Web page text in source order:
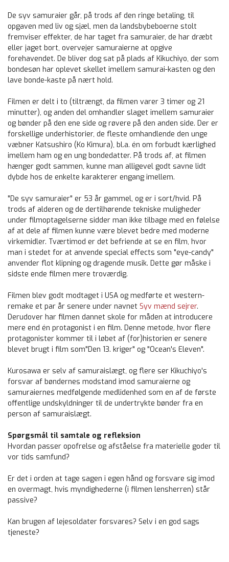
De syv samuraier går, på trods af den ringe betaling, til
opgaven med liv og sjæl, men da landsbybeboerne stolt
fremviser effekter, de har taget fra samuraier, de har dræbt
eller jaget bort, overvejer samuraierne at opgive
forehavendet. De bliver dog sat på plads af Kikuchiyo, der som
bondesøn har oplevet skellet imellem samurai-kasten og den
lave bonde-kaste på nært hold.
Filmen er delt i to (tiltrængt, da filmen varer 3 timer og 21
minutter), og anden del omhandler slaget imellem samuraier
og bønder på den ene side og røvere på den anden side. Der er
forskellige underhistorier, de fleste omhandlende den unge
væbner Katsushiro (Ko Kimura), bl.a. én om forbudt kærlighed
imellem ham og en ung bondedatter. På trods af, at filmen
hænger godt sammen, kunne man alligevel godt savne lidt
dybde hos de enkelte karakterer engang imellem.
"De syv samuraier" er 53 år gammel, og er i sort/hvid. På
trods af alderen og de dertilhørende tekniske muligheder
under filmoptagelserne sidder man ikke tilbage med en følelse
af at dele af filmen kunne være blevet bedre med moderne
virkemidler. Tværtimod er det befriende at se en film, hvor
man i stedet for at anvende special effects som "eye-candy"
anvender flot klipning og dragende musik. Dette gør måske i
sidste ende filmen mere troværdig.
Filmen blev godt modtaget i USA og medførte et western-
remake et par år senere under navnet Syv mænd sejrer.
Derudover har filmen dannet skole for måden at introducere
mere end én protagonist i en film. Denne metode, hvor flere
protagonister kommer til i løbet af (for)historien er senere
blevet brugt i film som"Den 13. kriger" og "Ocean's Eleven".
Kurosawa er selv af samuraislægt, og flere ser Kikuchiyo's
forsvar af bøndernes modstand imod samuraierne og
samuraiernes medfølgende medlidenhed som en af de første
offentlige undskyldninger til de undertrykte bønder fra en
person af samuraislægt.
Spørgsmål til samtale og refleksion
Hvordan passer opofrelse og afståelse fra materielle goder til
vor tids samfund?
Er det i orden at tage sagen i egen hånd og forsvare sig imod
en overmagt, hvis myndighederne (i filmen lensherren) står
passive?
Kan brugen af lejesoldater forsvares? Selv i en god sags
tjeneste?